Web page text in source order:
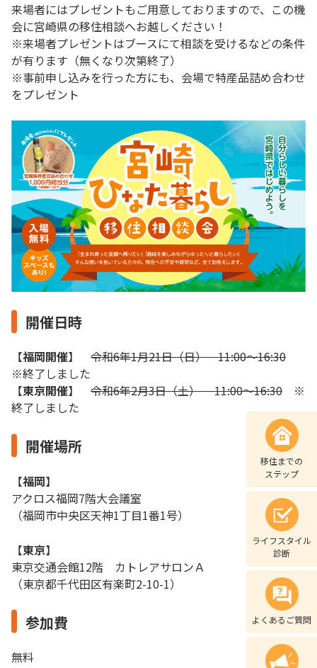
来場者にはプレゼントもご用意しておりますので、この機
会に宮崎県の移住相談へお越しください！
※来場者プレゼントはブースにて相談を受けるなどの条件
が有ります（無くなり次第終了）
※事前申し込みを行った方にも、会場で特産品詰め合わせ
をプレゼント
開催日時
【福岡開催】 令和6年1月21日（日） 11:00～16:30
※終了しました
【東京開催】 令和6年2月3日（土） 11:00～16:30 ※
終了しました
開催場所
【福岡】
アクロス福岡7階大会議室
（福岡市中央区天神1丁目1番1号）
【東京】
東京交通会館12階 カトレアサロンＡ
（東京都千代田区有楽町2-10-1）
参加費
無料
移住までの
ステップ
ライフスタイル
診断
よくあるご質問